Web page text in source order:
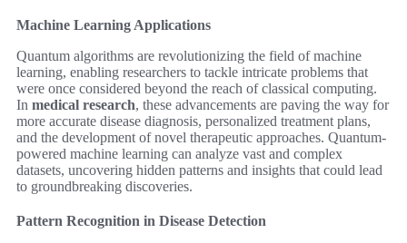
Machine Learning Applications
Quantum algorithms are revolutionizing the field of machine
learning, enabling researchers to tackle intricate problems that
were once considered beyond the reach of classical computing.
In medical research, these advancements are paving the way for
more accurate disease diagnosis, personalized treatment plans,
and the development of novel therapeutic approaches. Quantum-
powered machine learning can analyze vast and complex
datasets, uncovering hidden patterns and insights that could lead
to groundbreaking discoveries.
Pattern Recognition in Disease Detection